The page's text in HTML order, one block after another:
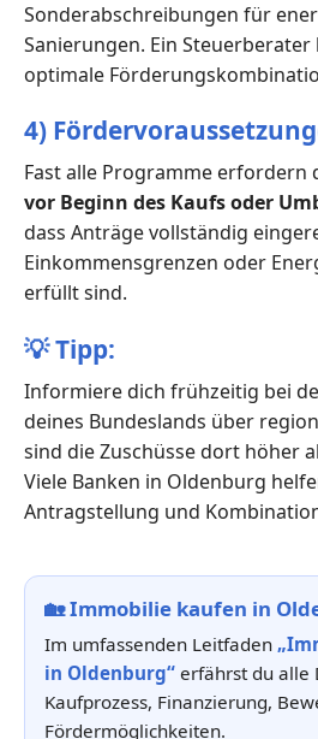
Sonderabschreibungen für
Sanierungen. Ein
optimale
4)
Fast alle Programme erfordern
vor Beginn des Kaufs oder
dass Anträge vollständig
Einkommensgrenzen oder
erfüllt sind.
💡Tipp:
Informiere dich frühzeitig bei
deines Bundeslands über
sind die Zuschüsse dort höher
Viele Banken in Oldenburg
Antragstellung und
🏡Immobilie kaufen in
Im umfassenden Leitfaden
in Oldenburg“ erfährst du alle
Kaufprozess, Finanzierung,
Fördermöglichkeiten.